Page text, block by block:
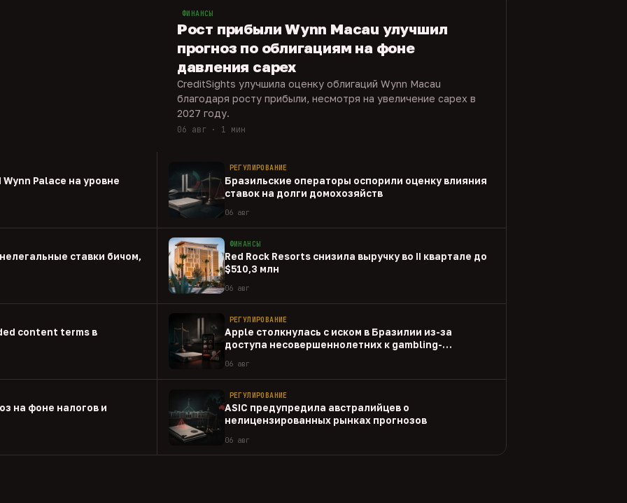
ФИНАНСЫ
Рост прибыли Wynn Macau улучшил
прогноз по облигациям на фоне
давления capex
CreditSights улучшила оценку облигаций Wynn Macau
благодаря росту прибыли, несмотря на увеличение capex в
2027 году.
06 авг · 1 мин
Palace на уровне
РЕГУЛИРОВАНИЕ
Бразильские операторы оспорили оценку влияния
ставок на долги домохозяйств
06 авг
ставки бичом,
ФИНАНСЫ
Red Rock Resorts снизила выручку во II квартале до
$510,3 млн
06 авг
content terms в
РЕГУЛИРОВАНИЕ
Apple столкнулась с иском в Бразилии из-за
доступа несовершеннолетних к gambling-
06 авг
на фоне налогов и
РЕГУЛИРОВАНИЕ
ASIC предупредила австралийцев о
нелицензированных рынках прогнозов
06 авг